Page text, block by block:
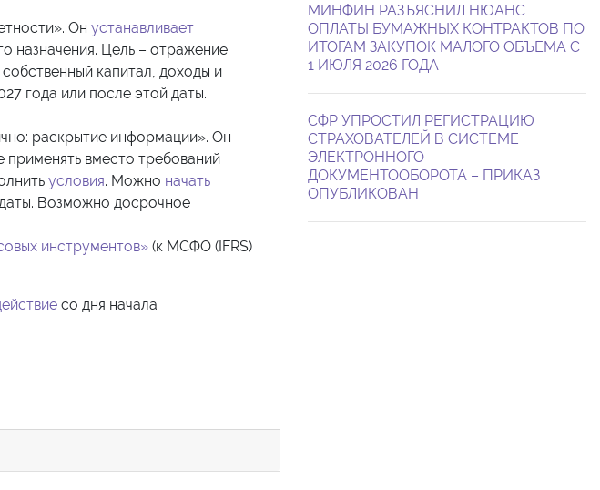
Он устанавливает
назначения. Цель – отражение
капитал, доходы и
года или после этой даты.
раскрытие информации». Он
вместо требований
условия. Можно начать
Возможно досрочное
инструментов» (к МСФО (IFRS)
со дня начала
МИНФИН РАЗЪЯСНИЛ НЮАНС
ОПЛАТЫ БУМАЖНЫХ КОНТРАКТОВ ПО
ИТОГАМ ЗАКУПОК МАЛОГО ОБЪЕМА С
1 ИЮЛЯ 2026 ГОДА
СФР УПРОСТИЛ РЕГИСТРАЦИЮ
СТРАХОВАТЕЛЕЙ В СИСТЕМЕ
ЭЛЕКТРОННОГО
ДОКУМЕНТООБОРОТА – ПРИКАЗ
ОПУБЛИКОВАН